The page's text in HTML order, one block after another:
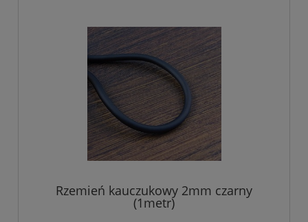
Rzemień kauczukowy 2mm czarny
(1metr)